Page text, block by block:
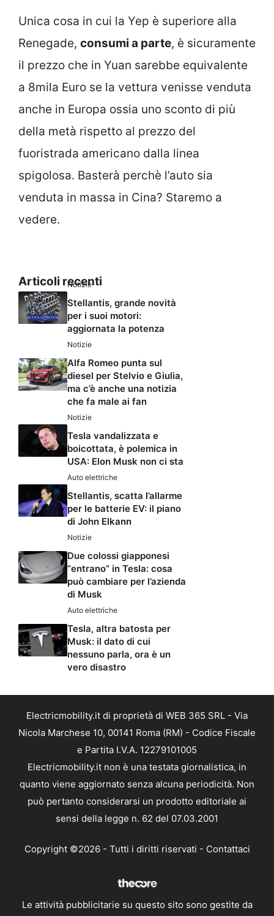
Unica cosa in cui la Yep è superiore alla
Renegade, consumi a parte, è sicuramente
il prezzo che in Yuan sarebbe equivalente
a 8mila Euro se la vettura venisse venduta
anche in Europa ossia uno sconto di più
della metà rispetto al prezzo del
fuoristrada americano dalla linea
spigolosa. Basterà perchè l’auto sia
venduta in massa in Cina? Staremo a
vedere.
Articoli recenti
Notizie
Stellantis, grande novità
per i suoi motori:
aggiornata la potenza
Notizie
Alfa Romeo punta sul
diesel per Stelvio e Giulia,
ma c’è anche una notizia
che fa male ai fan
Notizie
Tesla vandalizzata e
boicottata, è polemica in
USA: Elon Musk non ci sta
Auto elettriche
Stellantis, scatta l’allarme
per le batterie EV: il piano
di John Elkann
Notizie
Due colossi giapponesi
“entrano” in Tesla: cosa
può cambiare per l’azienda
di Musk
Auto elettriche
Tesla, altra batosta per
Musk: il dato di cui
nessuno parla, ora è un
vero disastro
Electricmobility.it di proprietà di WEB 365 SRL - Via
Nicola Marchese 10, 00141 Roma (RM) - Codice Fiscale
e Partita I.V.A. 12279101005
Electricmobility.it non è una testata giornalistica, in
quanto viene aggiornato senza alcuna periodicità. Non
può pertanto considerarsi un prodotto editoriale ai
sensi della legge n. 62 del 07.03.2001
Copyright ©2026 - Tutti i diritti riservati - Contattaci
Le attività pubblicitarie su questo sito sono gestite da